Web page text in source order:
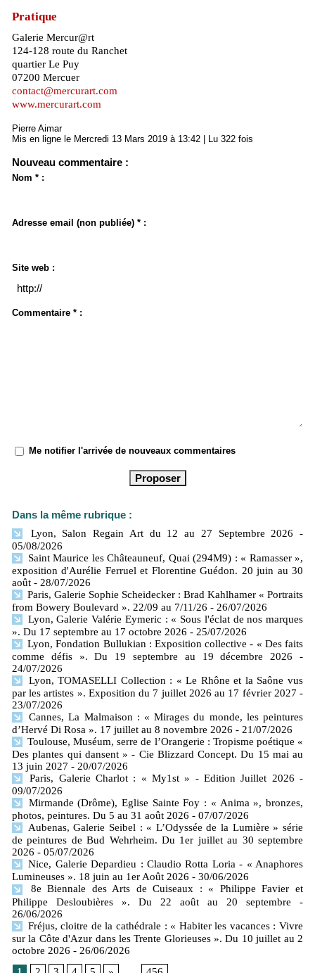
Pratique
Galerie Mercur@rt
124-128 route du Ranchet
quartier Le Puy
07200 Mercuer
contact@mercurart.com
www.mercurart.com
Pierre Aimar
Mis en ligne le Mercredi 13 Mars 2019 à 13:42 | Lu 322 fois
Nouveau commentaire :
Nom * :
Adresse email (non publiée) * :
Site web :
Commentaire * :
Me notifier l'arrivée de nouveaux commentaires
Dans la même rubrique :
Lyon, Salon Regain Art du 12 au 27 Septembre 2026
-
05/08/2026
Saint Maurice les Châteauneuf, Quai (294M9) : « Ramasser »,
exposition d'Aurélie Ferruel et Florentine Guédon. 20 juin au 30
août - 28/07/2026
Paris, Galerie Sophie Scheidecker : Brad Kahlhamer « Portraits
from Bowery Boulevard ». 22/09 au 7/11/26 - 26/07/2026
Lyon, Galerie Valérie Eymeric : « Sous l'éclat de nos marques
». Du 17 septembre au 17 octobre 2026 - 25/07/2026
Lyon, Fondation Bullukian : Exposition collective - « Des faits
comme défis ». Du 19 septembre au 19 décembre 2026
-
24/07/2026
Lyon, TOMASELLI Collection : « Le Rhône et la Saône vus
par les artistes ». Exposition du 7 juillet 2026 au 17 février 2027 -
23/07/2026
Cannes, La Malmaison : « Mirages du monde, les peintures
d’Hervé Di Rosa ». 17 juillet au 8 novembre 2026 - 21/07/2026
Toulouse, Muséum, serre de l’Orangerie : Tropisme poétique «
Des plantes qui dansent » - Cie Blizzard Concept. Du 15 mai au
13 juin 2027 - 20/07/2026
Paris, Galerie Charlot : « My1st » - Edition Juillet 2026 -
09/07/2026
Mirmande (Drôme), Eglise Sainte Foy : « Anima », bronzes,
photos, peintures. Du 5 au 31 août 2026 - 07/07/2026
Aubenas, Galerie Seibel : « L’Odyssée de la Lumière » série
de peintures de Bud Wehrheim. Du 1er juillet au 30 septembre
2026 - 05/07/2026
Nice, Galerie Depardieu : Claudio Rotta Loria - « Anaphores
Lumineuses ». 18 juin au 1er Août 2026 - 30/06/2026
8e Biennale des Arts de Cuiseaux : « Philippe Favier et
Philippe Desloubières ». Du 22 août au 20 septembre
-
26/06/2026
Fréjus, cloitre de la cathédrale : « Habiter les vacances : Vivre
sur la Côte d'Azur dans les Trente Glorieuses ». Du 10 juillet au 2
octobre 2026 - 26/06/2026